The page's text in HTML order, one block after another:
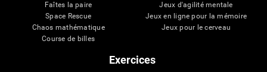
Faîtes la paire
Space Rescue
Chaos mathématique
Course de billes
Jeux d'agilité mentale
Jeux en ligne pour la mémoire
Jeux pour le cerveau
Exercices